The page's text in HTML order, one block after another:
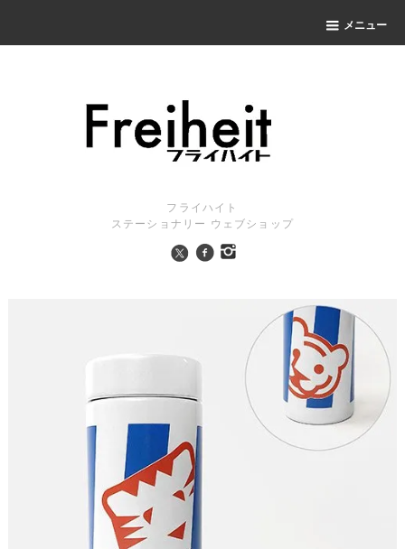
メニュー
フライハイト
ステーショナリー ウェブショップ